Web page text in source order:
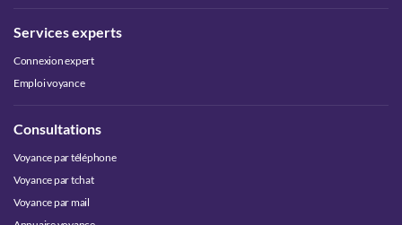
Services experts
Connexion expert
Emploi voyance
Consultations
Voyance par téléphone
Voyance par tchat
Voyance par mail